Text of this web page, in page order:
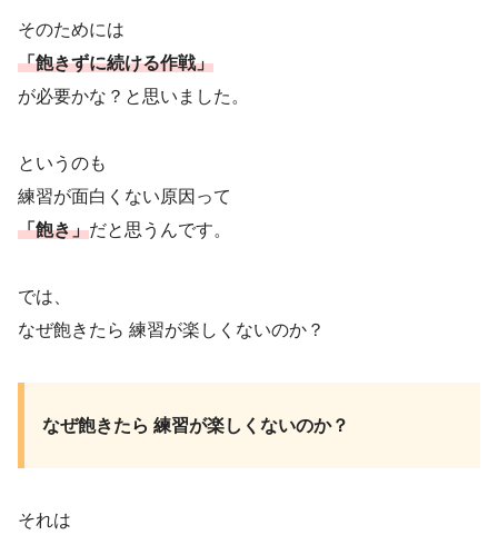
そのためには
「飽きずに続ける作戦」
が必要かな？と思いました。
というのも
練習が面白くない原因って
「飽き」だと思うんです。
では、
なぜ飽きたら 練習が楽しくないのか？
なぜ飽きたら 練習が楽しくないのか？
それは